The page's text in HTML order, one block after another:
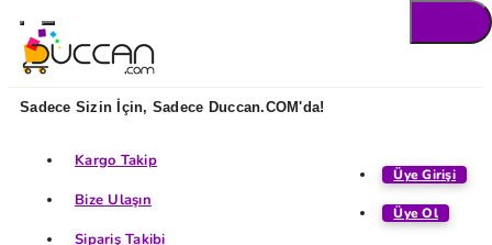
Sadece Sizin İçin, Sadece Duccan.COM'da!
Üye Girişi
Üye Ol
Kargo Takip
Bize Ulaşın
Sipariş Takibi